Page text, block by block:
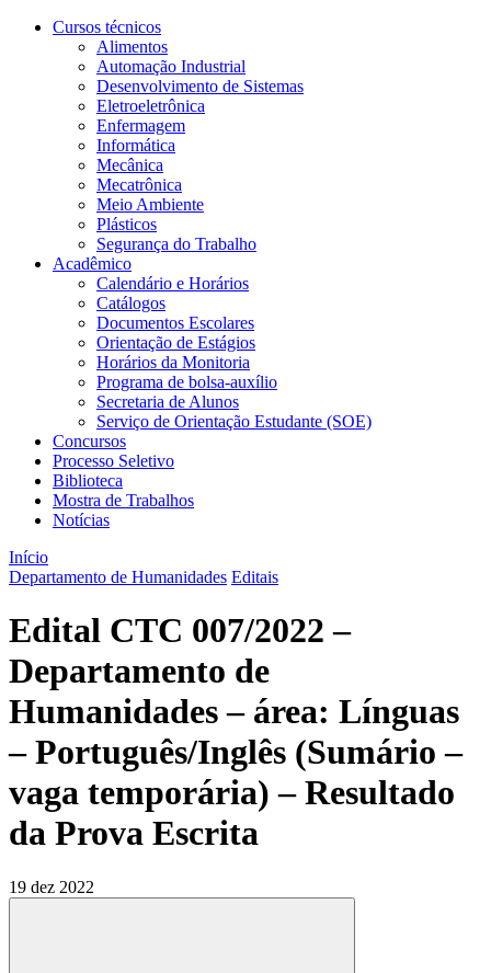
Cursos técnicos
Alimentos
Automação Industrial
Desenvolvimento de Sistemas
Eletroeletrônica
Enfermagem
Informática
Mecânica
Mecatrônica
Meio Ambiente
Plásticos
Segurança do Trabalho
Acadêmico
Calendário e Horários
Catálogos
Documentos Escolares
Orientação de Estágios
Horários da Monitoria
Programa de bolsa-auxílio
Secretaria de Alunos
Serviço de Orientação Estudante (SOE)
Concursos
Processo Seletivo
Biblioteca
Mostra de Trabalhos
Notícias
Início
Departamento de Humanidades Editais
Edital CTC 007/2022 –
Departamento de
Humanidades – área: Línguas
– Português/Inglês (Sumário –
vaga temporária) – Resultado
da Prova Escrita
19 dez 2022